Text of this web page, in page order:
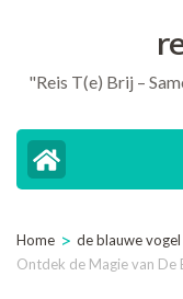
"Reis T(e) Brij –
Home > de blauwe vogel
Ontdek de Magie van De